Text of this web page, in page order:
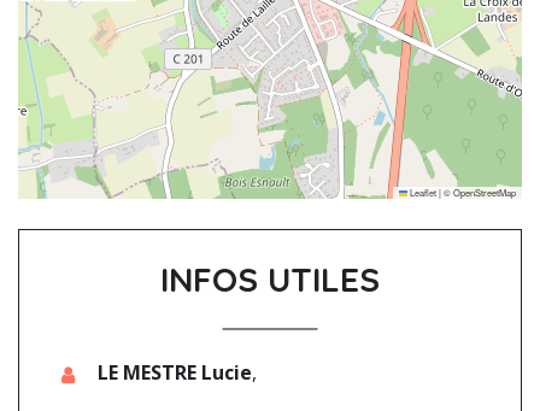
Leaflet|©OpenStreetMap
INFOS UTILES
LE MESTRE Lucie,